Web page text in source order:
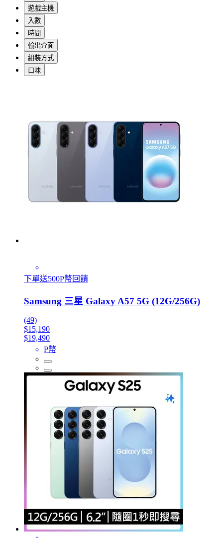
遊戲主機
入數
時間
輸出介面
組裝方式
口味
下單送500P幣回饋
Samsung 三星 Galaxy A57 5G (12G/256G)
(49)
$15,190
$19,490
P幣